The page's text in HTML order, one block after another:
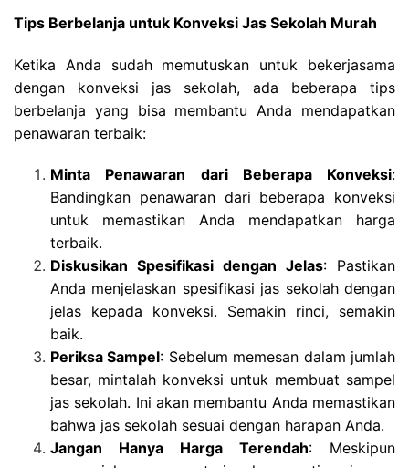
Tips Berbelanja untuk Konveksi Jas Sekolah Murah
Ketika Anda sudah memutuskan untuk bekerjasama
dengan konveksi jas sekolah, ada beberapa tips
berbelanja yang bisa membantu Anda mendapatkan
penawaran terbaik:
Minta Penawaran dari Beberapa Konveksi:
Bandingkan penawaran dari beberapa konveksi
untuk memastikan Anda mendapatkan harga
terbaik.
Diskusikan Spesifikasi dengan Jelas: Pastikan
Anda menjelaskan spesifikasi jas sekolah dengan
jelas kepada konveksi. Semakin rinci, semakin
baik.
Periksa Sampel: Sebelum memesan dalam jumlah
besar, mintalah konveksi untuk membuat sampel
jas sekolah. Ini akan membantu Anda memastikan
bahwa jas sekolah sesuai dengan harapan Anda.
Jangan Hanya Harga Terendah: Meskipun